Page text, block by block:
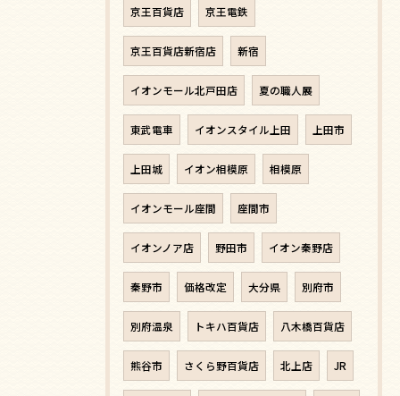
京王百貨店 京王電鉄
京王百貨店新宿店 新宿
イオンモール北戸田店 夏の職人展
東武電車 イオンスタイル上田 上田市
上田城 イオン相模原 相模原
イオンモール座間 座間市
イオンノア店 野田市 イオン秦野店
秦野市 価格改定 大分県 別府市
別府温泉 トキハ百貨店 八木橋百貨店
熊谷市 さくら野百貨店 北上店 JR